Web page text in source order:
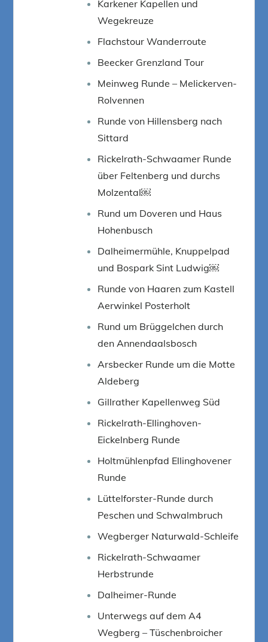
Karkener Kapellen und
Wegekreuze
Flachstour Wanderroute
Beecker Grenzland Tour
Meinweg Runde – Melickerven-
Rolvennen
Runde von Hillensberg nach
Sittard
Rickelrath-Schwaamer Runde
über Feltenberg und durchs
Molzental￼
Rund um Doveren und Haus
Hohenbusch
Dalheimermühle, Knuppelpad
und Bospark Sint Ludwig￼
Runde von Haaren zum Kastell
Aerwinkel Posterholt
Rund um Brüggelchen durch
den Annendaalsbosch
Arsbecker Runde um die Motte
Aldeberg
Gillrather Kapellenweg Süd
Rickelrath-Ellinghoven-
Eickelnberg Runde
Holtmühlenpfad Ellinghovener
Runde
Lüttelforster-Runde durch
Peschen und Schwalmbruch
Wegberger Naturwald-Schleife
Rickelrath-Schwaamer
Herbstrunde
Dalheimer-Runde
Unterwegs auf dem A4
Wegberg – Tüschenbroicher